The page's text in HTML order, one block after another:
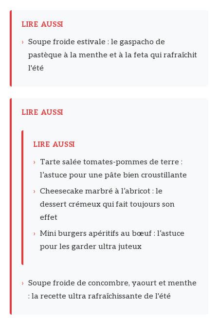
LIRE AUSSI
› Soupe froide estivale : le gaspacho de
pastèque à la menthe et à la feta qui rafraîchit
l'été
LIRE AUSSI
LIRE AUSSI
› Tarte salée tomates-pommes de terre :
l’astuce pour une pâte bien croustillante
› Cheesecake marbré à l’abricot : le
dessert crémeux qui fait toujours son
effet
› Mini burgers apéritifs au bœuf : l’astuce
pour les garder ultra juteux
› Soupe froide de concombre, yaourt et menthe
: la recette ultra rafraîchissante de l'été